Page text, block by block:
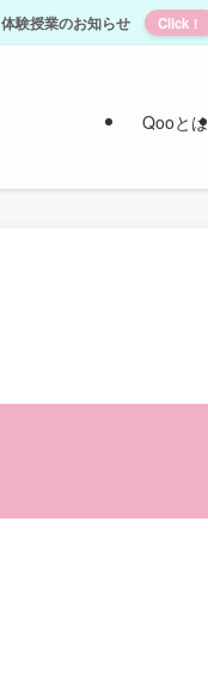
体験授業のお知らせ Click！
Qooとは